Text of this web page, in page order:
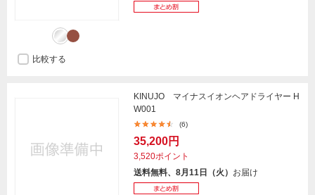
比較する
KINUJO マイナスイオンヘアドライヤー H
W001
(6)
35,200円
3,520ポイント
送料無料、8月11日（火） お届け